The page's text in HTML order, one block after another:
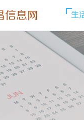
信息网 生